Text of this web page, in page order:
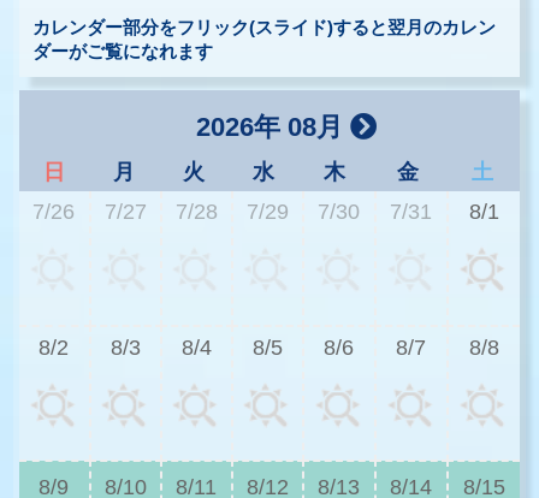
カレンダー部分をフリック(スライド)すると翌月のカレン
ダーがご覧になれます
2026年 08月
日 月 火 水 木 金
土
7/26
7/27 7/28 7/29 7/30 7/31 8/1
8/2 8/3 8/4 8/5 8/6 8/7 8/8
8/9 8/10 8/11 8/12 8/13 8/14 8/15